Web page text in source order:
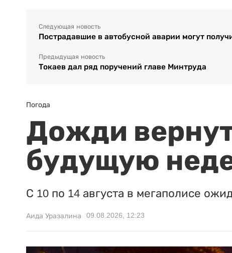
Следующая новость
Пострадавшие в автобусной аварии могут
Предыдущая новость
Токаев дал ряд поручений главе Минтруда
Погода
Дожди
будущую
С 10 по 14 августа в мегаполисе
Аида Уразалина 09.08.2026, 12:23